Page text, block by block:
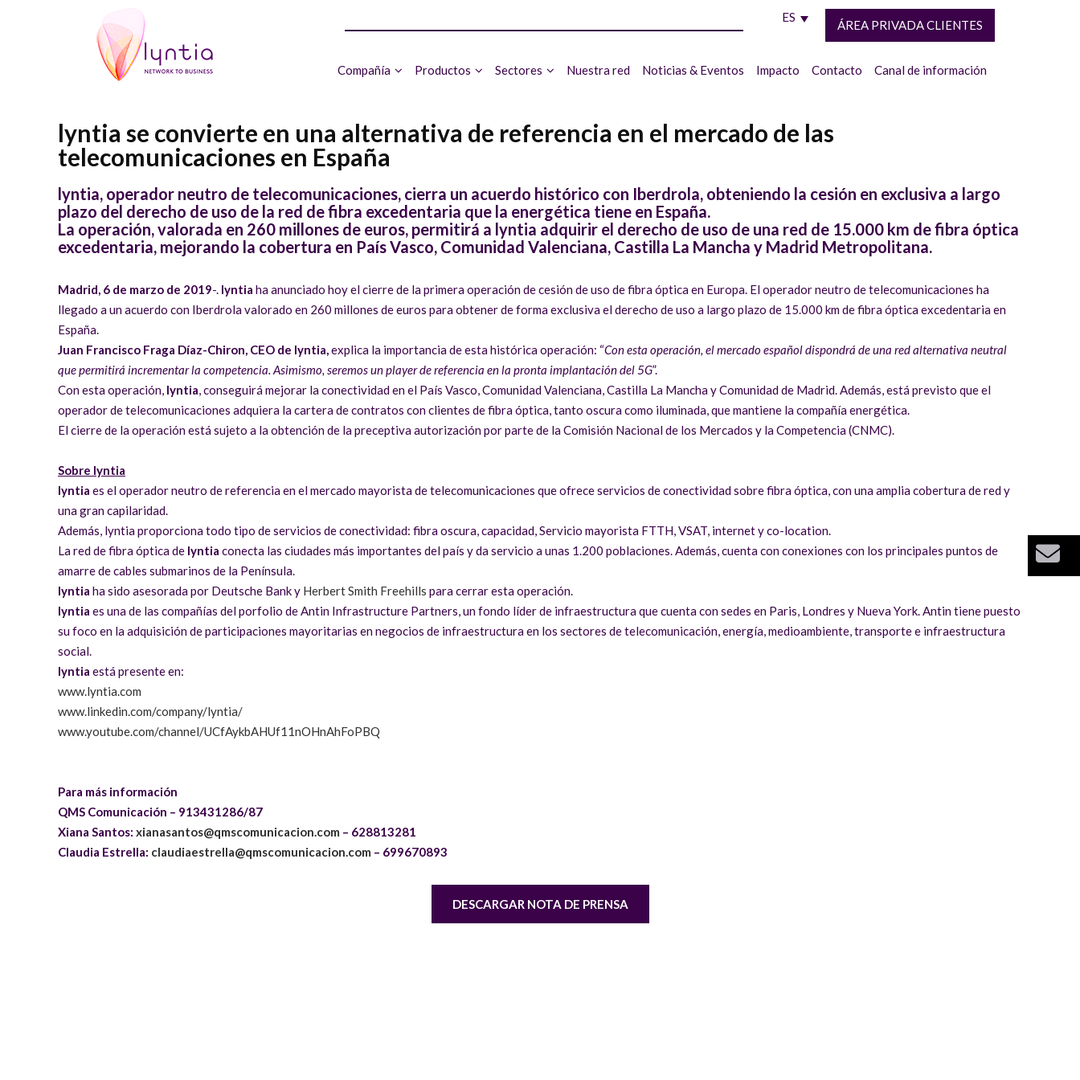
ES
ÁREA PRIVADA CLIENTES
Compañía Productos Sectores Nuestra red Noticias & Eventos Impacto Contacto Canal de información
lyntia se convierte en una alternativa de referencia en el mercado de las
telecomunicaciones en España
lyntia, operador neutro de telecomunicaciones, cierra un acuerdo histórico con Iberdrola, obteniendo la cesión en exclusiva a largo
plazo del derecho de uso de la red de fibra excedentaria que la energética tiene en España.
La operación, valorada en 260 millones de euros, permitirá a lyntia adquirir el derecho de uso de una red de 15.000 km de fibra óptica
excedentaria, mejorando la cobertura en País Vasco, Comunidad Valenciana, Castilla La Mancha y Madrid Metropolitana.
Madrid, 6 de marzo de 2019-. lyntia ha anunciado hoy el cierre de la primera operación de cesión de uso de fibra óptica en Europa. El operador neutro de telecomunicaciones ha
llegado a un acuerdo con Iberdrola valorado en 260 millones de euros para obtener de forma exclusiva el derecho de uso a largo plazo de 15.000 km de fibra óptica excedentaria en
España.
Juan Francisco Fraga Díaz-Chiron, CEO de lyntia,explica la importancia de esta histórica operación: “Con esta operación, el mercado español dispondrá de una red alternativa neutral
que permitirá incrementar la competencia. Asimismo, seremos un player de referencia en la pronta implantación del 5G”.
Con esta operación, lyntia, conseguirá mejorar la conectividad en el País Vasco, Comunidad Valenciana, Castilla La Mancha y Comunidad de Madrid. Además, está previsto que el
operador de telecomunicaciones adquiera la cartera de contratos con clientes de fibra óptica, tanto oscura como iluminada, que mantiene la compañía energética.
El cierre de la operación está sujeto a la obtención de la preceptiva autorización por parte de la Comisión Nacional de los Mercados y la Competencia (CNMC).
Sobre lyntia
lyntia es el operador neutro de referencia en el mercado mayorista de telecomunicaciones que ofrece servicios de conectividad sobre fibra óptica, con una amplia cobertura de red y
una gran capilaridad.
Además, lyntia proporciona todo tipo de servicios de conectividad: fibra oscura, capacidad, Servicio mayorista FTTH, VSAT, internet y co-location.
La red de fibra óptica de lyntia conecta las ciudades más importantes del país y da servicio a unas 1.200 poblaciones. Además, cuenta con conexiones con los principales puntos de
amarre de cables submarinos de la Península.
lyntia ha sido asesorada por Deutsche Bank y Herbert Smith Freehills para cerrar esta operación.
lyntia es una de las compañías del porfolio de Antin Infrastructure Partners, un fondo líder de infraestructura que cuenta con sedes en Paris, Londres y Nueva York. Antin tiene puesto
su foco en la adquisición de participaciones mayoritarias en negocios de infraestructura en los sectores de telecomunicación, energía, medioambiente, transporte e infraestructura
social.
lyntia está presente en:
www.lyntia.com
www.linkedin.com/company/lyntia/
www.youtube.com/channel/UCfAykbAHUf11nOHnAhFoPBQ
Para más información
QMS Comunicación – 913431286/87
Xiana Santos: xianasantos@qmscomunicacion.com – 628813281
Claudia Estrella: claudiaestrella@qmscomunicacion.com – 699670893
DESCARGAR NOTA DE PRENSA